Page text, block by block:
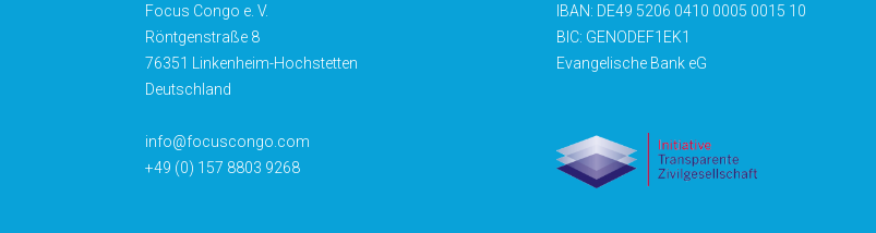
Focus Congo e. V.
Röntgenstraße 8
76351 Linkenheim-Hochstetten
Deutschland
info@focuscongo.com
+49 (0) 157 8803 9268
IBAN: DE49 5206 0410 0005 0015 10
BIC: GENODEF1EK1
Evangelische Bank eG